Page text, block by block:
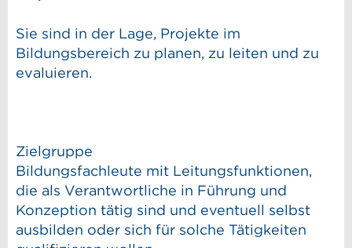
Sie sind in der Lage, Projekte im
Bildungsbereich zu planen, zu leiten und zu
evaluieren.
Zielgruppe
Bildungsfachleute mit Leitungsfunktionen,
die als Verantwortliche in Führung und
Konzeption tätig sind und eventuell selbst
ausbilden oder sich für solche Tätigkeiten